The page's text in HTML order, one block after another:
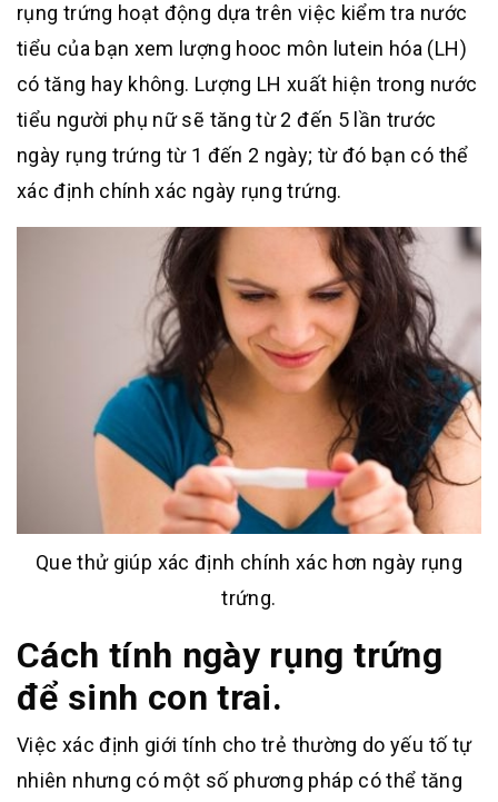
rụng trứng hoạt động dựa trên việc kiểm tra nước
tiểu của bạn xem lượng hooc môn lutein hóa (LH)
có tăng hay không. Lượng LH xuất hiện trong nước
tiểu người phụ nữ sẽ tăng từ 2 đến 5 lần trước
ngày rụng trứng từ 1 đến 2 ngày; từ đó bạn có thể
xác định chính xác ngày rụng trứng.
Que thử giúp xác định chính xác hơn ngày rụng
trứng.
Cách tính ngày rụng trứng
để sinh con trai.
Việc xác định giới tính cho trẻ thường do yếu tố tự
nhiên nhưng có một số phương pháp có thể tăng